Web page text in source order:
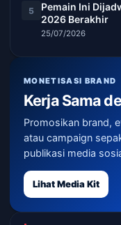
5
Pemain Ini
2026 Berakhir
25/07/2026
MONETISASI BRAND
Kerja Sama
Promosikan brand,
atau campaign
publikasi media
Lihat Media Kit